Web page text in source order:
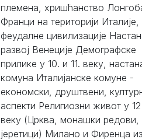
племена, хришћанство
Франци на територији Италије,
феудалне цивилизације
развој Венеције Демографске
прилике у 10. и 11. веку,
комуна Италијанске комуне -
економски, друштвени,
аспекти Религиозни живот у
веку (Црква, монашки редови,
јеретици) Милано и Фиренца